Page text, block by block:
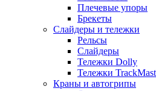
Плечевые упоры
Брекеты
Слайдеры и тележки
Рельсы
Слайдеры
Тележки Dolly
Тележки
Краны и автогрипы